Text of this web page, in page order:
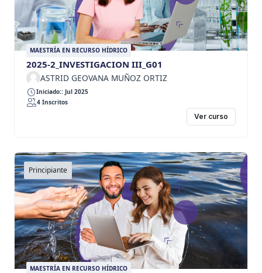
MAESTRÍA EN RECURSO HÍDRICO
2025-2_INVESTIGACION III_G01
ASTRID GEOVANA MUÑOZ ORTIZ
Iniciado:: Jul 2025
4 Inscritos
Ver curso
Principiante
MAESTRÍA EN RECURSO HÍDRICO